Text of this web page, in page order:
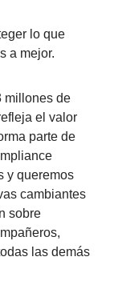
lo que
a mejor.
millones de
el valor
parte de
y queremos
cambiantes
sobre
las demás